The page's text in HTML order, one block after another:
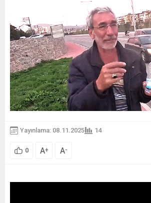
Yayınlama: 08.11.2025 14
0 A+ A-